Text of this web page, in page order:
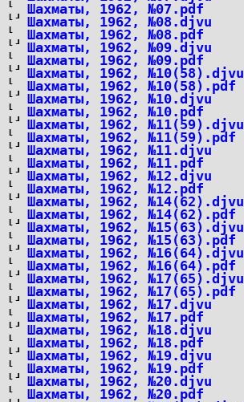
Шахматы, 1962, №07.pdf
Шахматы, 1962, №08.djvu
Шахматы, 1962, №08.pdf
Шахматы, 1962, №09.djvu
Шахматы, 1962, №09.pdf
Шахматы, 1962, №10(58).djvu
Шахматы, 1962, №10(58).pdf
Шахматы, 1962, №10.djvu
Шахматы, 1962, №10.pdf
Шахматы, 1962, №11(59).djvu
Шахматы, 1962, №11(59).pdf
Шахматы, 1962, №11.djvu
Шахматы, 1962, №11.pdf
Шахматы, 1962, №12.djvu
Шахматы, 1962, №12.pdf
Шахматы, 1962, №14(62).djvu
Шахматы, 1962, №14(62).pdf
Шахматы, 1962, №15(63).djvu
Шахматы, 1962, №15(63).pdf
Шахматы, 1962, №16(64).djvu
Шахматы, 1962, №16(64).pdf
Шахматы, 1962, №17(65).djvu
Шахматы, 1962, №17(65).pdf
Шахматы, 1962, №17.djvu
Шахматы, 1962, №17.pdf
Шахматы, 1962, №18.djvu
Шахматы, 1962, №18.pdf
Шахматы, 1962, №19.djvu
Шахматы, 1962, №19.pdf
Шахматы, 1962, №20.djvu
Шахматы, 1962, №20.pdf